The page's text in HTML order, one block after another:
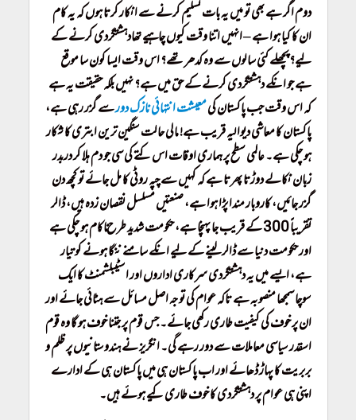
دوم اگر ہے بھی تو میں یہ بات تسلیم کرنے سے انکار کرتا ہوں کہ یہ کام
ان کا کیا ہوا ہے – انہیں اتنا وقت کیوں چاہیے تھادہشتگردی کرنے کے
لیے؟پچھلے کئی سالوں سے وہ کدھر تھے؟ اس وقت ایسا کون سا موقع
ہے جو انکے دہشتگردی کرنے کے حق میں ہے؟ نہیں بلکہ حقیقت یہ ہے
کہ اس وقت جب پاکستان کیمعیشت انتہائی نازک دورسے گزر رہی ہے،
پاکستان کا معاشی دیوالیہ قریب ہے! مالی حالت سنگین ترین ابتری کا شکار
ہو چکی ہے۔ عالمی سطح پر ہماری اوقات اس کتے کی سی جو دم ہلا کر دربدر
زبان نکالے دوڑتا پھرتا ہے کہ کہیں سے چپہ روٹی کا مل جائے تو کچھ دن
گزر جائیں، کاروبار مندا پڑا ہوا ہے، صنعتیں مسلسل نقصان زدہ ہیں، ڈالر
تقریباً 300 کے قریب جا پہنچا ہے، حکومت شدید طرح ناکام ہو چکی ہے
اور حکومت دنیا سے ڈالر لینے کے لیے انکے سامنے ننگا ہونے کو تیار
ہے، ایسے میں یہ دہشتگردی سرکاری اداروں اور اسٹیبلشمنٹ کا ایک
سوچا سمجھا منصوبہ ہے تاکہ عوام کی توجہ اصل مسائل سے ہٹائی جائے اور
ان پر خوف کی کیفیت طاری رکھی جائے۔ جس قوم پر جتنا خوف ہو گا وہ قوم
اسقدر سیاسی معاملات سے دور رہے گی۔ انگریز نے ہندوستانیوں پر ظلم و
بربریت کا پہاڑ ڈھائے اور اب پاکستان ہی میں پاکستان ہی کے ادارے
اپنی ہی عوام پر دہشتگردی کا خوف طاری کیے ہوئے ہیں۔